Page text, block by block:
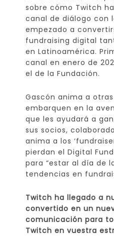
sobre cómo Twitch
canal de diálogo con
empezado a
fundraising digital
en Latinoamérica.
canal en enero de
el de la Fundación.
Gascón anima a otras
embarquen en la
que les ayudará a
sus socios,
anima a los
pierdan el Digital
para “estar al día de
tendencias en
Twitch ha llegado a
convertido en un
comunicación para
Twitch en vuestra